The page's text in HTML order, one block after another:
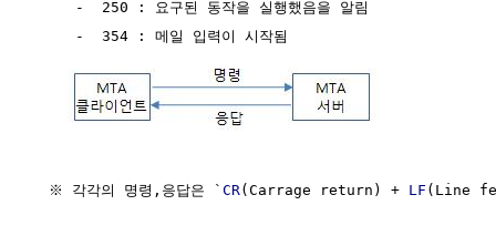
     -  250 : 요구된 동작을 실행했음을 알림
     -  354 : 메일 입력이 시작됨
  ※ 각각의 명령,응답은 `
CR(Carrage return) + LF (Line